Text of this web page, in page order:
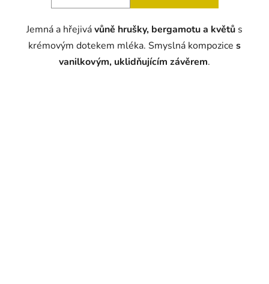
Jemná a hřejivávůně hrušky, bergamotu a květů s
krémovým dotekem mléka. Smyslná kompozice s
vanilkovým, uklidňujícím závěrem.